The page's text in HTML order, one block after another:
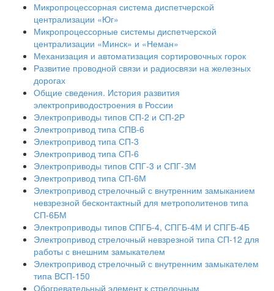
Микропроцессорная система диспетчерской
централизации «Юг»
Микропроцессорные системы диспетчерской
централизации «Минск» и «Неман»
Механизация и автоматизация сортировочных горок
Развитие проводной связи и радиосвязи на железных
дорогах
Общие сведения. История развития
электроприводостроения в России
Электроприводы типов СП-2 и СП-2Р
Электропривод типа СПВ-6
Электропривод типа СП-3
Электропривод типа СП-6
Электроприводы типов СПГ-3 и СПГ-ЗМ
Электропривод типа СП-6М
Электропривод стрелочный с внутренним замыканием
невзрезной бесконтактный для метрополитенов типа
СП-6БМ
Электроприводы типов СПГБ-4, СПГБ-4М И СПГБ-4Б
Электропривод стрелочный невзрезной типа СП-12 для
работы с внешним замыкателем
Электропривод стрелочный с внутренним замыкателем
типа ВСП-150
Обогревательный элемент к стрелочным